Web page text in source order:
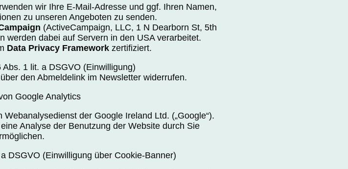
wir Ihre E-Mail-Adresse und ggf. Ihren Namen,
zu unseren Angeboten zu senden.
(ActiveCampaign, LLC, 1 N Dearborn St, 5th
werden dabei auf Servern in den USA verarbeitet.
Data Privacy Frameworkzertifiziert.
Abs. 1 lit. a DSGVO (Einwilligung)
den Abmeldelink im Newsletter widerrufen.
Google Analytics
Webanalysedienst der Google Ireland Ltd. („Google“).
Analyse der Benutzung der Website durch Sie
DSGVO (Einwilligung über Cookie-Banner)